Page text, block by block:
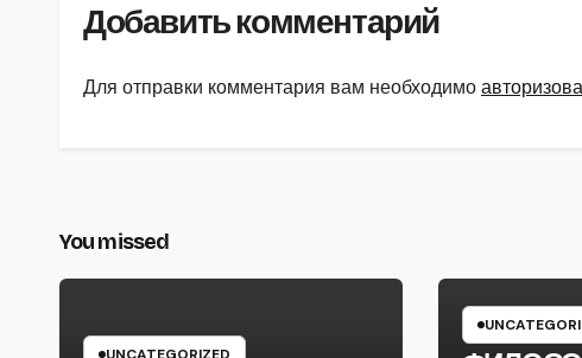
Добавить комментарий
Для отправки комментария вам необходимо
You missed